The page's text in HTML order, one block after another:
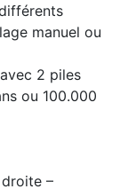
manuel ou
2 piles
ou 100.000
–